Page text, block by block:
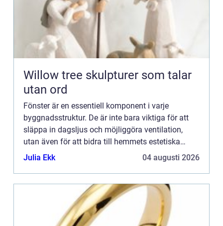
Willow tree skulpturer som talar
utan ord
Fönster är en essentiell komponent i varje
byggnadsstruktur. De är inte bara viktiga för att
släppa in dagsljus och möjliggöra ventilation,
utan även för att bidra till hemmets estetiska
karaktär och ...
Julia Ekk 04 augusti 2026